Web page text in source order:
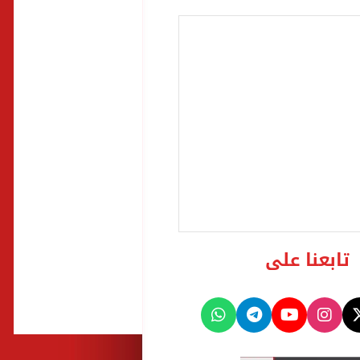
تابعنا على